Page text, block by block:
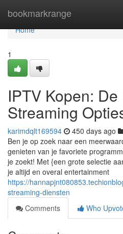
bookmarkrange
Home
Home
1
IPTV Kopen:
Streaming
karimdqlt169594 450 days ago
Ben je op zoek naar een
genieten van je favoriete
je zoekt! Met {een grote selectie
je altijd en overal entertainment
https://
streaming-diensten
Comments
Who